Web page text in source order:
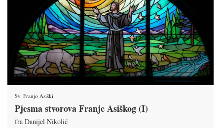
Sv. Franjo Asiški
Pjesma stvorova Franje Asiškog (I)
fra Danijel Nikolić